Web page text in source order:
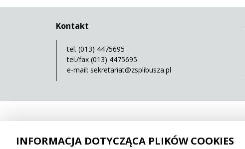
Kontakt
tel. (013) 4475695
tel./fax (013) 4475695
e-mail: sekretariat@zsplibusza.pl
INFORMACJA DOTYCZĄCA PLIKÓW COOKIES